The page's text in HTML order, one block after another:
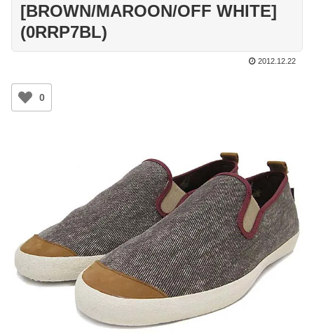
[BROWN/MAROON/OFF WHITE]
(0RRP7BL)
2012.12.22
0